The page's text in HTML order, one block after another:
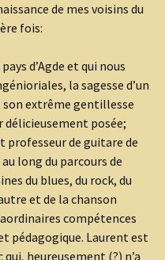
de mes voisins du
fois:
d’Agde et qui nous
la sagesse d’un
extrême gentillesse
posée;
professeur de guitare de
long du parcours de
du blues, du rock, du
et de la chanson
compétences
pédagogique. Laurent est
heureusement (?) n’a